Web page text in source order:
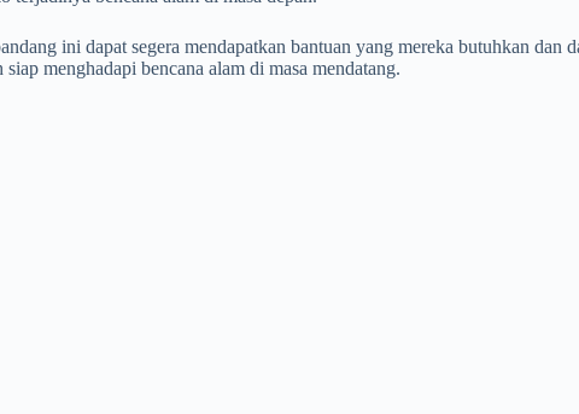
ini dapat segera mendapatkan bantuan yang mereka butuhkan dan
menghadapi bencana alam di masa mendatang.